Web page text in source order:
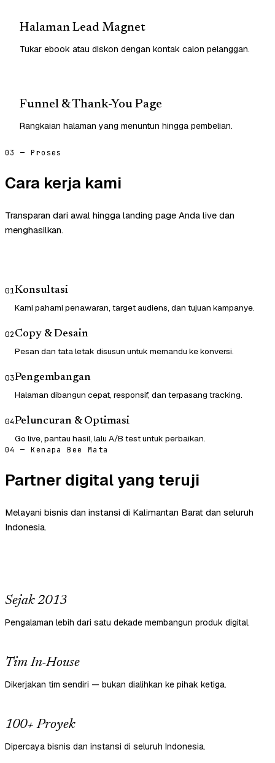
Halaman Lead Magnet
Tukar ebook atau diskon dengan kontak calon pelanggan.
Funnel & Thank-You Page
Rangkaian halaman yang menuntun hingga pembelian.
03 — Proses
Cara kerja kami
Transparan dari awal hingga landing page Anda live dan
menghasilkan.
01Konsultasi
Kami pahami penawaran, target audiens, dan tujuan kampanye.
02Copy & Desain
Pesan dan tata letak disusun untuk memandu ke konversi.
03Pengembangan
Halaman dibangun cepat, responsif, dan terpasang tracking.
04Peluncuran & Optimasi
Go live, pantau hasil, lalu A/B test untuk perbaikan.
04 — Kenapa Bee Mata
Partner digital yang teruji
Melayani bisnis dan instansi di Kalimantan Barat dan seluruh
Indonesia.
Sejak 2013
Pengalaman lebih dari satu dekade membangun produk digital.
Tim In-House
Dikerjakan tim sendiri — bukan dialihkan ke pihak ketiga.
100+ Proyek
Dipercaya bisnis dan instansi di seluruh Indonesia.